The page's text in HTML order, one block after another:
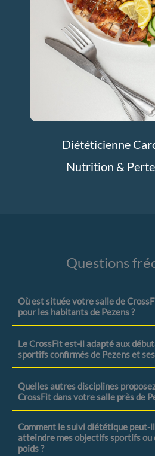
Diététicienne
Nutrition &
Questions
Où est située votre salle de
pour les habitants de Pezens ?
Le CrossFit est-il adapté aux
sportifs confirmés de Pezens et
Quelles autres disciplines
CrossFit dans votre salle près de
Comment le suivi diététique peut-il
atteindre mes objectifs sportifs ou
poids ?